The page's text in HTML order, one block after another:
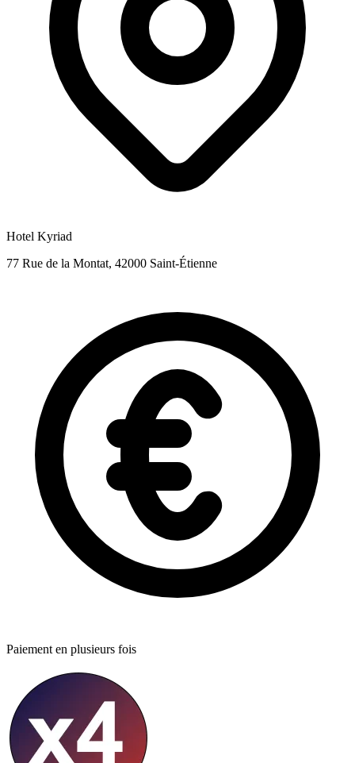
Hotel Kyriad
77 Rue de la Montat, 42000 Saint-Étienne
Paiement en plusieurs fois